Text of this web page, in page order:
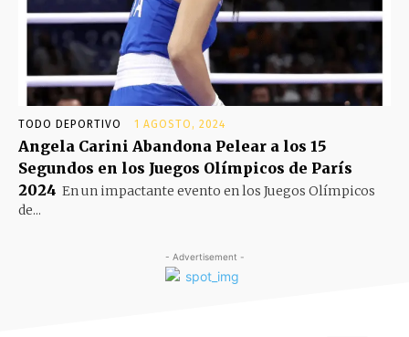
TODO DEPORTIVO 1 AGOSTO, 2024
Angela Carini Abandona Pelear a los 15
Segundos en los Juegos Olímpicos de París
2024 En un impactante evento en los Juegos Olímpicos
de...
- Advertisement -